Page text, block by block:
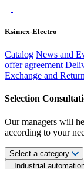
Ksimex-Electro
Catalog News and
offer agreement
Exchange and Return
Selection
Our managers will
according to your
Select a category
Industrial